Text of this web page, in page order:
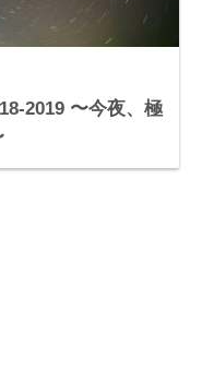
2019 〜今夜、極